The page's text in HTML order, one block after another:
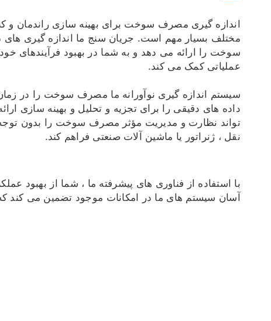
DA
BG
SL
UK
اندازه گیری مصرف سوخت برای بهینه سازی راندمان و
مختلف بسیار مهم است. جریان سنج ما اندازه گیری
سوخت را ارائه می دهد و به شما در بهبود فرآیندهای
عملیاتی کمک می کند.
سیستم اندازه گیری نوآورانه ما مصرف سوخت را در
داده های دقیقی را برای تجزیه و تحلیل و بهینه سازی
تواند نظارت و مدیریت مؤثر مصرف سوخت را بدون
نقل ، ژنراتور یا ماشین آلات صنعتی فراهم کند.
آسان سیستم های ما در امکانات موجود تضمین می کند